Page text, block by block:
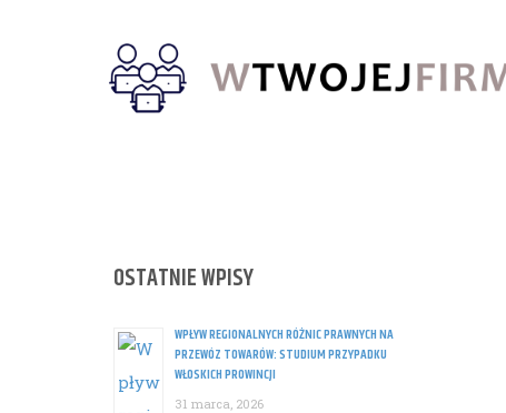
OSTATNIE WPISY
WPŁYW REGIONALNYCH RÓŻNIC PRAWNYCH NA
PRZEWÓZ TOWARÓW: STUDIUM PRZYPADKU
WŁOSKICH PROWINCJI
31 marca, 2026